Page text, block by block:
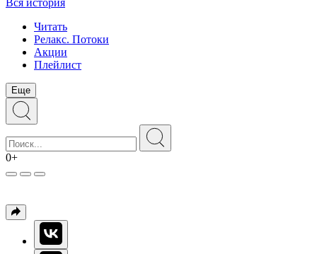
Вся история
Читать
Релакс. Потоки
Акции
Плейлист
Еще
0+